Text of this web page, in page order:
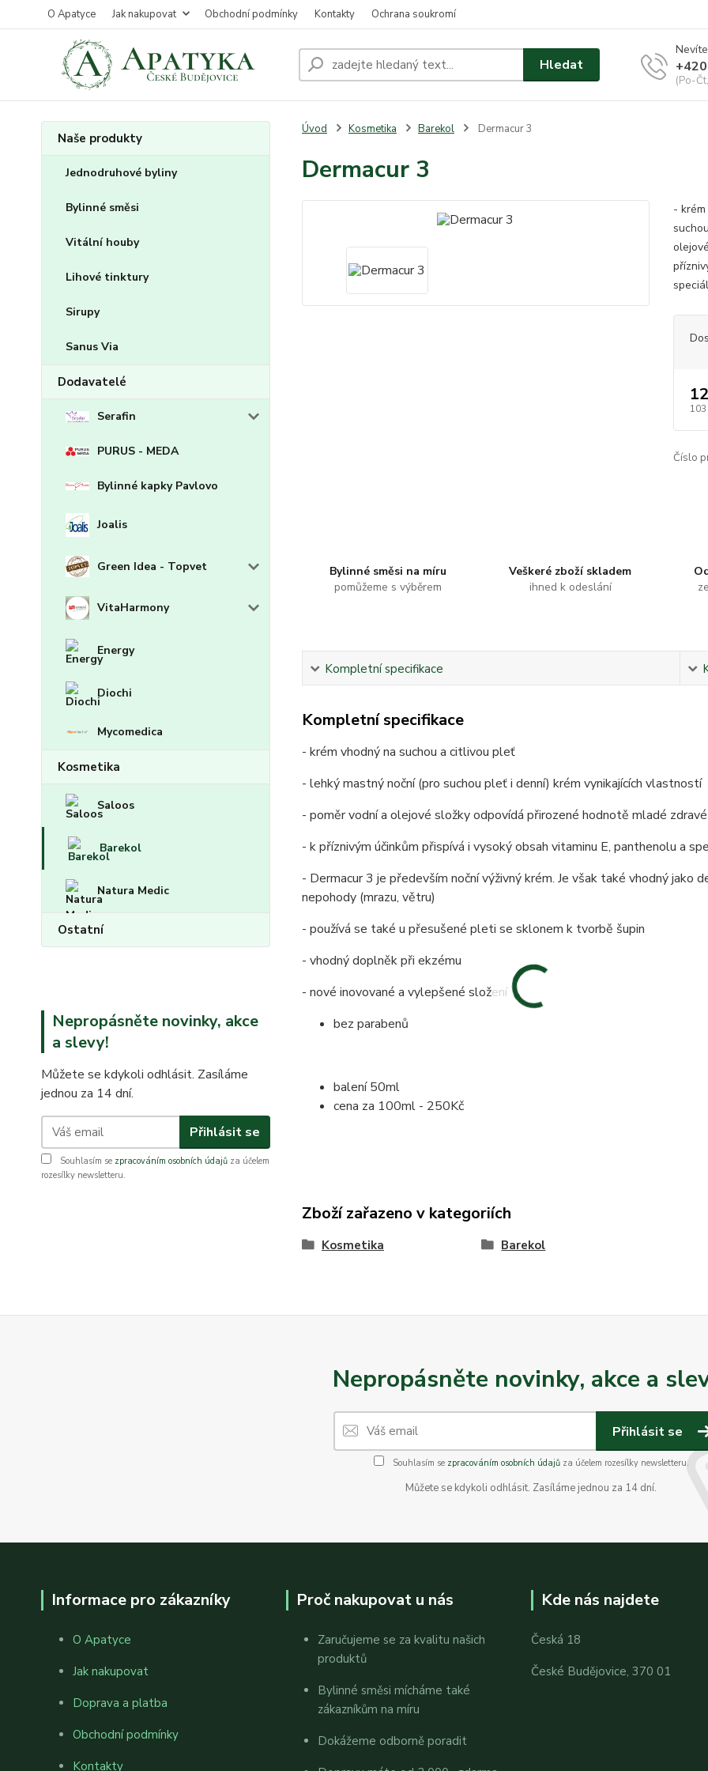
O Apatyce Jak nakupovat Obchodní podmínky Kontakty Ochrana soukromí
Hledat
(Po-
Naše produkty
Jednodruhové byliny
Bylinné směsi
Vitální houby
Lihové tinktury
Sirupy
Sanus Via
Dodavatelé
Serafin
PURUS - MEDA
Bylinné kapky Pavlovo
Joalis
Green Idea - Topvet
VitaHarmony
Energy
Diochi
Mycomedica
Kosmetika
Saloos
Barekol
Natura Medic
Ostatní
Nepropásněte novinky, akce
a slevy!
Můžete se kdykoli odhlásit. Zasíláme
jednou za 14 dní.
Přihlásit se
Souhlasím se zpracováním osobních údajů za účelem
rozesílky newsletteru.
Úvod Kosmetika Barekol Dermacur 3
Dermacur 3
-
103
Číslo
Bylinné směsi na míru
pomůžeme s výběrem
Veškeré zboží skladem
ihned k odeslání
Kompletní specifikace
Kompletní specifikace
- krém vhodný na suchou a citlivou pleť
- lehký mastný noční (pro suchou pleť i denní) krém vynikajících vlastností
- poměr vodní a olejové složky odpovídá přirozené hodnotě mladé
- k příznivým účinkům přispívá i vysoký obsah vitaminu E, panthenolu a
- Dermacur 3 je především noční výživný krém. Je však také vhodný jako
nepohody (mrazu, větru)
- používá se také u přesušené pleti se sklonem k tvorbě šupin
- vhodný doplněk při ekzému
- nové inovované a vylepšené složení
bez parabenů
balení 50ml
cena za 100ml - 250Kč
Zboží zařazeno v kategoriích
Kosmetika Barekol
Nepropásněte novinky, akce a
Přihlásit se
Souhlasím se zpracováním osobních údajůza účelem rozesílky newsletteru.
Můžete se kdykoli odhlásit. Zasíláme jednou za 14 dní.
Informace pro zákazníky
O Apatyce
Jak nakupovat
Doprava a platba
Obchodní podmínky
Kontakty
Proč nakupovat u nás
Zaručujeme se za kvalitu našich
produktů
Bylinné směsi mícháme také
zákazníkům na míru
Dokážeme odborně poradit
Kde nás najdete
Česká 18
České Budějovice, 370 01